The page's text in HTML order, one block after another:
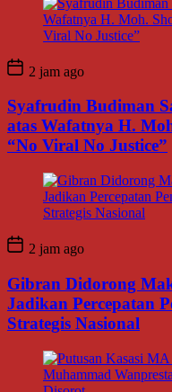
2 jam ago
Syafrudin Budiman
atas Wafatnya H.
“No Viral No Justice”
2 jam ago
Gibran Didorong
Jadikan Percepatan
Strategis Nasional